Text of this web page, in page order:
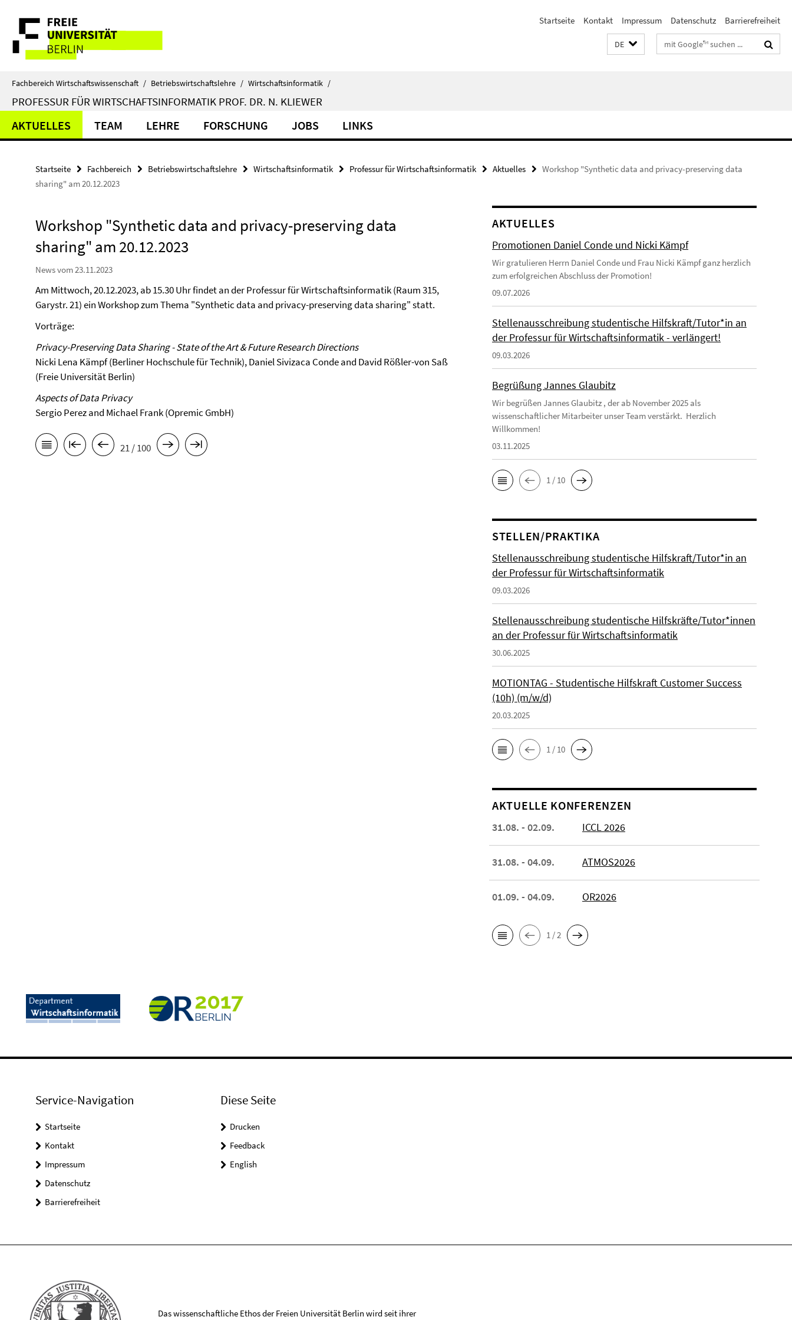
direkt
Inhalt
Service-
Navigation
Startseite Kontakt Impressum Datenschutz Barrierefreiheit
DE Suchbegriffe
Fachbereich Wirtschaftswissenschaft / Betriebswirtschaftslehre / Wirtschaftsinformatik /
PROFESSUR FÜR WIRTSCHAFTSINFORMATIK PROF. DR. N. KLIEWER
AKTUELLES TEAM LEHRE FORSCHUNG JOBS LINKS
Startseite Fachbereich Betriebswirtschaftslehre Wirtschaftsinformatik Professur für Wirtschaftsinformatik Aktuelles
Workshop "Synthetic data and privacy-preserving data
sharing" am 20.12.2023
Workshop "Synthetic data and privacy-preserving data
sharing" am 20.12.2023
News vom 23.11.2023
Am Mittwoch, 20.12.2023, ab 15.30 Uhr findet an der Professur für Wirtschaftsinformatik (Raum 315,
Garystr. 21) ein Workshop zum Thema "Synthetic data and privacy-preserving data sharing" statt.
Vorträge:
Privacy-Preserving Data Sharing - State of the Art & Future Research Directions
Nicki Lena Kämpf (Berliner Hochschule für Technik), Daniel Sivizaca Conde and David Rößler-von Saß
(Freie Universität Berlin)
Aspects of Data Privacy
Sergio Perez and Michael Frank (Opremic GmbH)
21 / 100
AKTUELLES
Promotionen Daniel Conde und Nicki Kämpf
Wir gratulieren Herrn Daniel Conde und Frau Nicki Kämpf ganz herzlich
zum erfolgreichen Abschluss der Promotion!
09.07.2026
Stellenausschreibung studentische Hilfskraft/Tutor*in an
der Professur für Wirtschaftsinformatik - verlängert!
09.03.2026
Begrüßung Jannes Glaubitz
Wir begrüßen Jannes Glaubitz , der ab November 2025 als
wissenschaftlicher Mitarbeiter unser Team verstärkt. Herzlich
Willkommen!
03.11.2025
1 / 10
STELLEN/PRAKTIKA
Stellenausschreibung studentische Hilfskraft/Tutor*in an
der Professur für Wirtschaftsinformatik
09.03.2026
Stellenausschreibung studentische Hilfskräfte/Tutor*innen
an der Professur für Wirtschaftsinformatik
30.06.2025
MOTIONTAG - Studentische Hilfskraft Customer Success
(10h) (m/w/d)
20.03.2025
1 / 10
AKTUELLE KONFERENZEN
31.08. - 02.09. ICCL 2026
31.08. - 04.09. ATMOS2026
01.09. - 04.09. OR2026
1 / 2
Service-Navigation
Startseite
Kontakt
Impressum
Datenschutz
Barrierefreiheit
Diese Seite
Drucken
Feedback
English
Das wissenschaftliche Ethos der Freien Universität Berlin wird seit ihrer